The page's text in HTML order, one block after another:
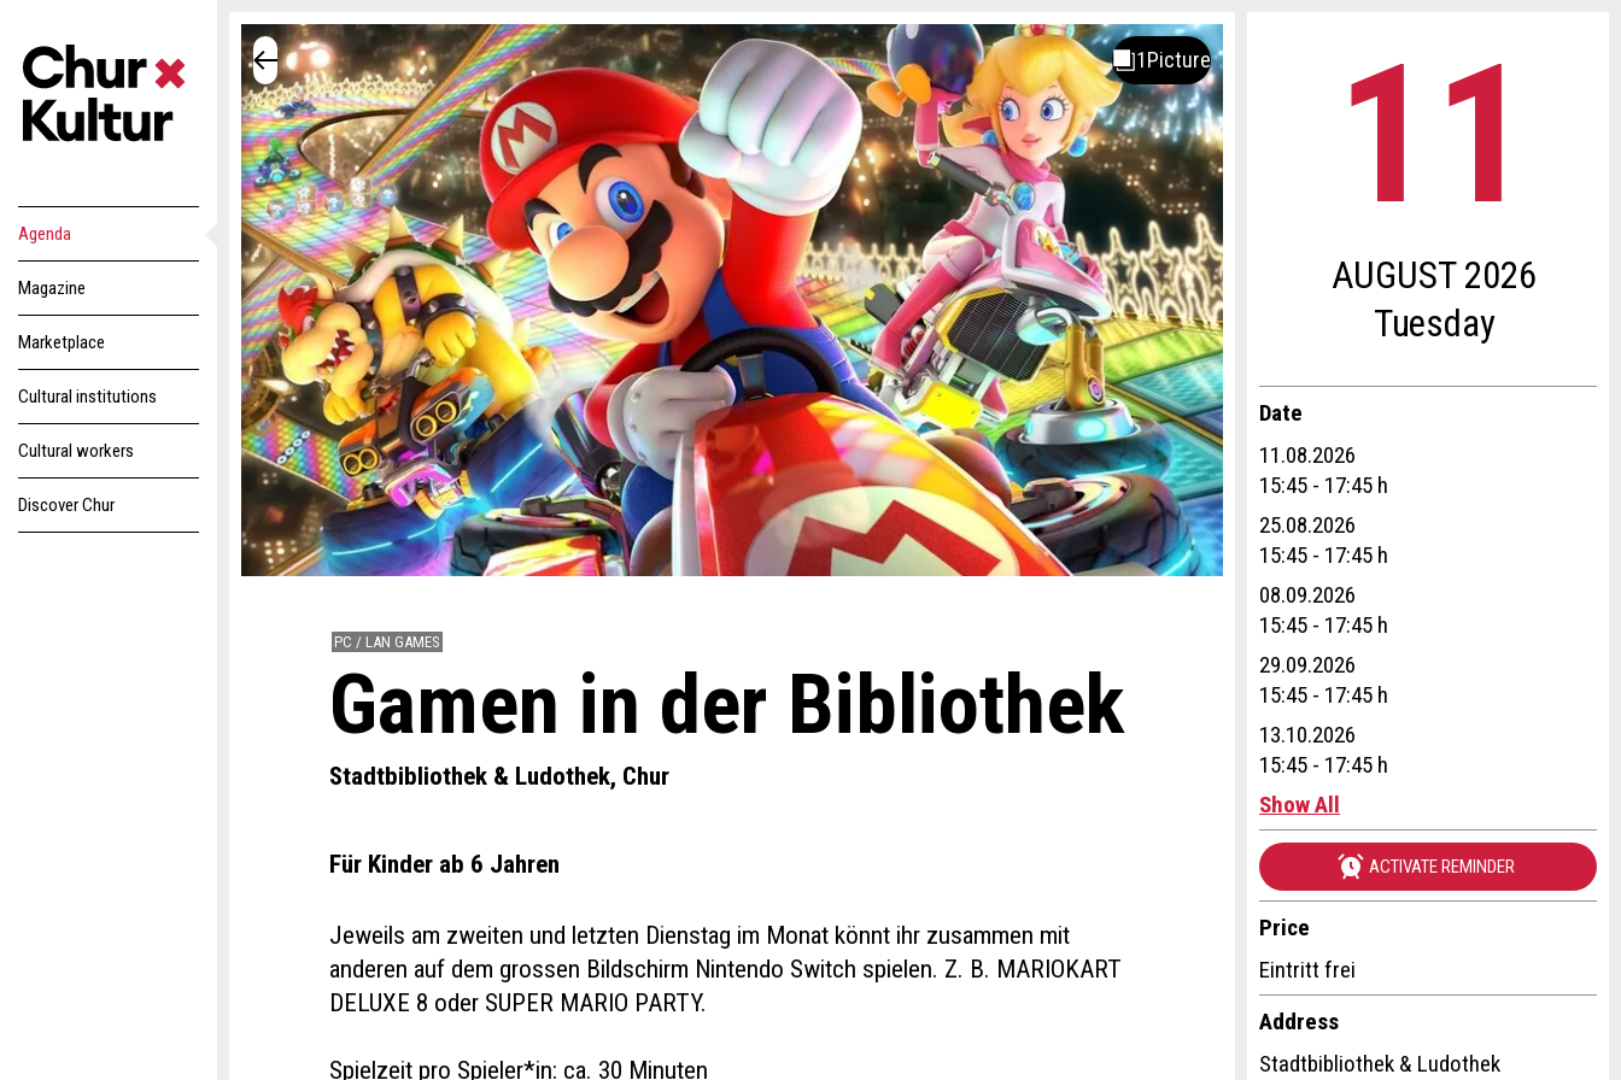
Agenda
Magazine
Marketplace
Cultural institutions
Cultural workers
Discover Chur
PC / LAN GAMES
Gamen in der Bibliothek
Stadtbibliothek & Ludothek, Chur
Für Kinder ab 6 Jahren
Jeweils am zweiten und letzten Dienstag im Monat könnt ihr zusammen mit
anderen auf dem grossen Bildschirm Nintendo Switch spielen. Z. B. MARIOKART
DELUXE 8 oder SUPER MARIO PARTY.
Spielzeit pro Spieler*in: ca. 30 Minuten
Tuesday
11
AUGUST 2026
Date
11.08.2026
15:45 - 17:45 h
25.08.2026
15:45 - 17:45 h
08.09.2026
15:45 - 17:45 h
29.09.2026
15:45 - 17:45 h
13.10.2026
15:45 - 17:45 h
Show All
27.10.2026
15:45 - 17:45 h
10.11.2026
24.11.2026
15:45 - 17:45 h
08.12.2026
ACTIVATE REMINDER
Price
Eintritt frei
Address
Stadtbibliothek & Ludothek